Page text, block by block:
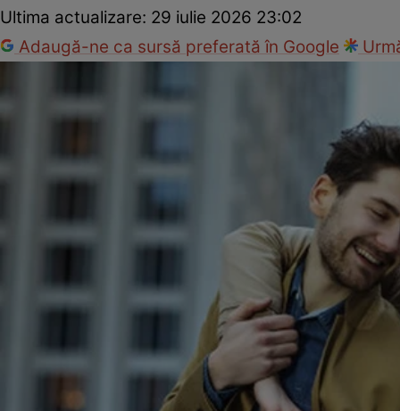
Ultima actualizare: 29 iulie 2026 23:02
Adaugă-ne ca sursă preferată în Google